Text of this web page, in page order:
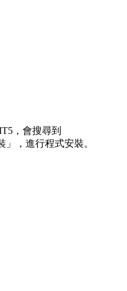
，會搜尋到
」，進行程式安裝。